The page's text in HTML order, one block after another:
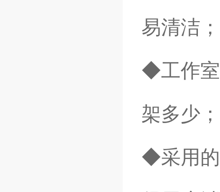
易清洁；
◆工作室
架多少；
◆采用的